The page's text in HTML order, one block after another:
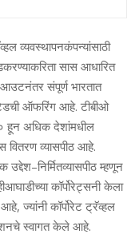
व्हल व्यवस्थापनकंपन्यांसाठी
करण्याकरिता सास आधारित
आउटनंतर संपूर्ण भारतात
ऑफरिंग आहे. टीबीओ
हून अधिक देशांमधील
वितरण व्यासपीठ आहे.
उद्देश–निर्मितव्यासपीठ म्हणून
आघाडीच्या कॉर्पोरेट्सनी केला
आहे, ज्यांनी कॉर्पोरेट ट्रॅव्हल
स्वागत केले आहे.